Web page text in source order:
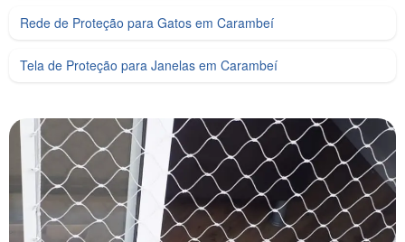
Rede de Proteção para Gatos em Carambeí
Tela de Proteção para Janelas em Carambeí